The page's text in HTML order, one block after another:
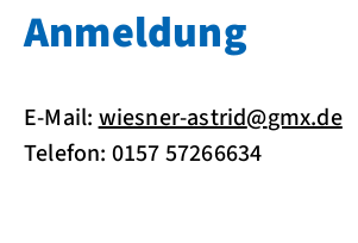
Anmeldung
E-Mail:wiesner-astrid@gmx.de
Telefon: 0157 57266634